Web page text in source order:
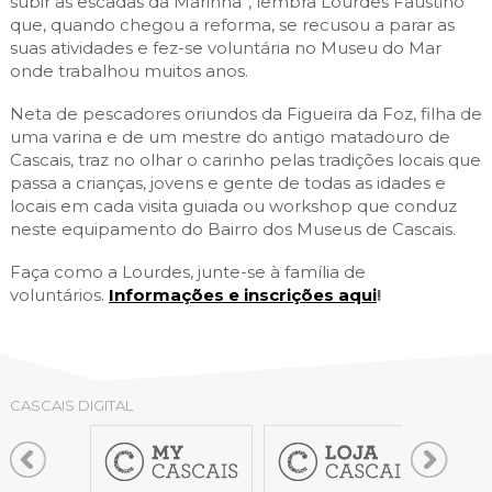
que, quando chegou a reforma, se recusou a parar as
suas atividades e fez-se voluntária no Museu do Mar
onde trabalhou muitos anos.
Neta de pescadores oriundos da Figueira da Foz, filha de
uma varina e de um mestre do antigo matadouro de
Cascais, traz no olhar o carinho pelas tradições locais que
passa a crianças, jovens e gente de todas as idades e
locais em cada visita guiada ou workshop que conduz
neste equipamento do Bairro dos Museus de Cascais.
Faça como a Lourdes, junte-se à família de
voluntários. Informações e inscrições aqui!
CASCAIS DIGITAL